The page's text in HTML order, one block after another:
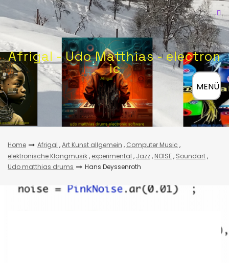
to
content
Afrigal - Udo Matthias - electron
ic
Home Afrigal ,Art Kunst allgemein , Computer Music ,
elektronische Klangmusik, experimental , Jazz, NOISE, Soundart,
Udo matthias drums
Hans Deyssenroth
≡
MENÜ